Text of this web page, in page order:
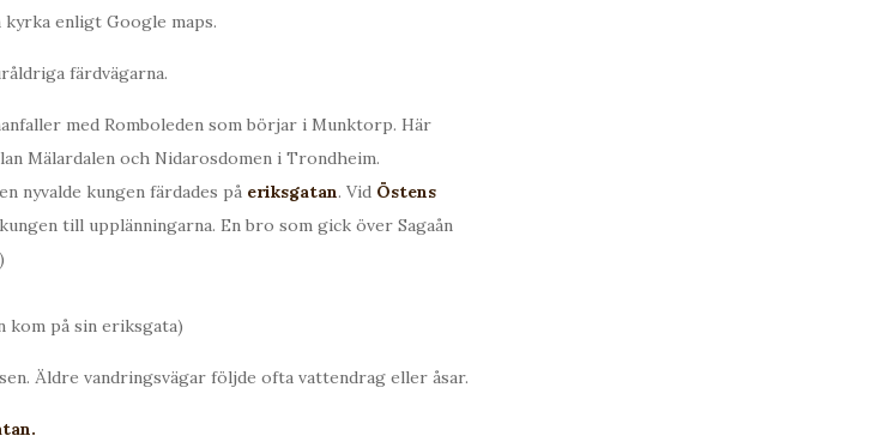
kyrka enligt Google maps.
färdvägarna.
med Romboleden som börjar i Munktorp. Här
Mälardalen och Nidarosdomen i Trondheim.
nyvalde kungen färdades på eriksgatan. Vid Östens
till upplänningarna. En bro som gick över Sagaån
kom på sin eriksgata)
Äldre vandringsvägar följde ofta vattendrag eller åsar.